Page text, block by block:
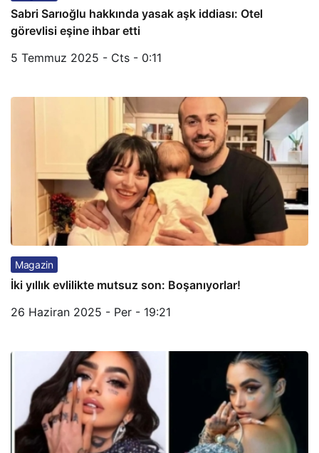
Sabri Sarıoğlu hakkında yasak aşk iddiası: Otel
görevlisi eşine ihbar etti
5 Temmuz 2025 - Cts - 0:11
Magazin
İki yıllık evlilikte mutsuz son: Boşanıyorlar!
26 Haziran 2025 - Per - 19:21